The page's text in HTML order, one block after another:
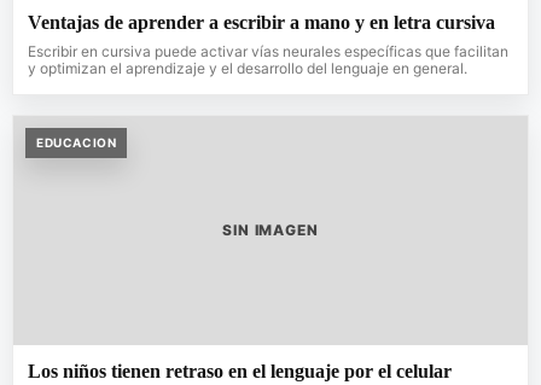
Ventajas de aprender a escribir a mano y en letra cursiva
Escribir en cursiva puede activar vías neurales específicas que facilitan
y optimizan el aprendizaje y el desarrollo del lenguaje en general.
EDUCACION
SIN IMAGEN
Los niños tienen retraso en el lenguaje por el celular